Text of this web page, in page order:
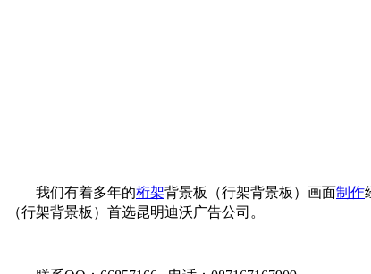
我们有着多年的桁架背景板（行架背景板）画面制作
（行架背景板）首选昆明迪沃广告公司。